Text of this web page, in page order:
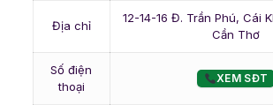
Địa chỉ
12-14-16 Đ. Trần Phú, Cái
Cần Thơ
Số điện
thoại
XEM SĐT